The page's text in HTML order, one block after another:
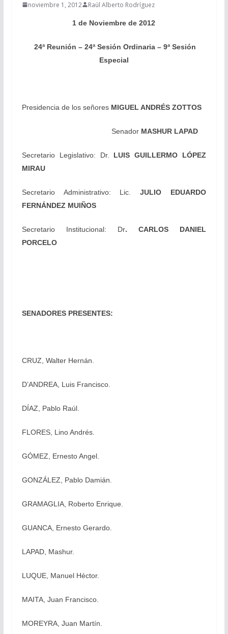
noviembre 1, 2012 Raúl Alberto Rodríguez
1 de Noviembre de 2012
24ª Reunión – 24ª Sesión Ordinaria – 9ª Sesión
Especial
Presidencia de los señores MIGUEL ANDRÉS ZOTTOS
Senador MASHUR LAPAD
Secretario Legislativo: Dr. LUIS GUILLERMO LÓPEZ
MIRAU
Secretario Administrativo: Lic.JULIO EDUARDO
FERNÁNDEZ MUIÑOS
Secretario Institucional: Dr. CARLOS DANIEL
PORCELO
SENADORES PRESENTES:
CRUZ, Walter Hernán.
D’ANDREA, Luis Francisco.
DÍAZ, Pablo Raúl.
FLORES, Lino Andrés.
GÓMEZ, Ernesto Angel.
GONZÁLEZ, Pablo Damián.
GRAMAGLIA, Roberto Enrique.
GUANCA, Ernesto Gerardo.
LAPAD, Mashur.
LUQUE, Manuel Héctor.
MAITA, Juan Francisco.
MOREYRA, Juan Martín.